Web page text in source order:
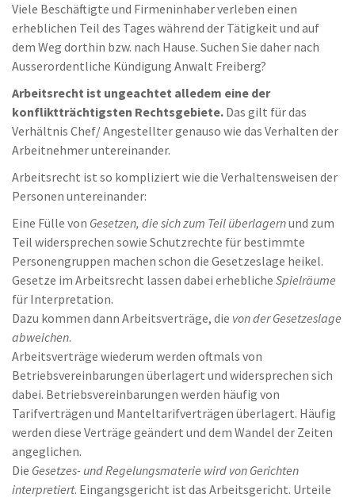
Viele Beschäftigte und Firmeninhaber verleben einen
erheblichen Teil des Tages während der Tätigkeit und auf
dem Weg dorthin bzw. nach Hause. Suchen Sie daher nach
Ausserordentliche Kündigung Anwalt Freiberg?
Arbeitsrecht ist ungeachtet alledem eine der
konfliktträchtigsten Rechtsgebiete. Das gilt für das
Verhältnis Chef/ Angestellter genauso wie das Verhalten der
Arbeitnehmer untereinander.
Arbeitsrecht ist so kompliziert wie die Verhaltensweisen der
Personen untereinander:
Eine Fülle von Gesetzen, die sich zum Teil überlagernund zum
Teil widersprechen sowie Schutzrechte für bestimmte
Personengruppen machen schon die Gesetzeslage heikel.
Gesetze im Arbeitsrecht lassen dabei erhebliche Spielräume
für Interpretation.
Dazu kommen dann Arbeitsverträge, die von der Gesetzeslage
abweichen.
Arbeitsverträge wiederum werden oftmals von
Betriebsvereinbarungen überlagert und widersprechen sich
dabei. Betriebsvereinbarungen werden häufig von
Tarifverträgen und Manteltarifverträgen überlagert. Häufig
werden diese Verträge geändert und dem Wandel der Zeiten
angeglichen.
Die Gesetzes- und Regelungsmaterie wird von Gerichten
interpretiert. Eingangsgericht ist das Arbeitsgericht. Urteile